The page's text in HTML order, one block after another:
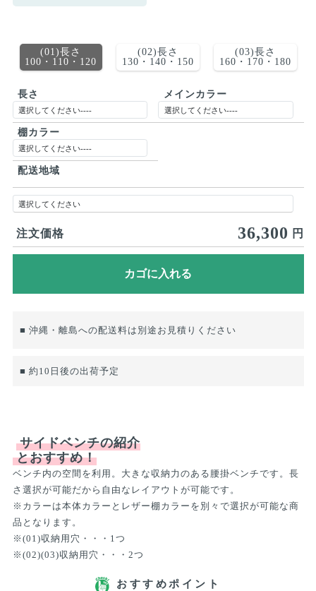
(01)長さ
100・110・120
(02)長さ
130・140・150
(03)長さ
160・170・180
長さ メインカラー
棚カラー
配送地域
注文価格 36,300 円
■ 沖縄・離島への配送料は別途お見積りください
■ 約10日後の出荷予定
サイドベンチの紹介
とおすすめ！
ベンチ内の空間を利用。大きな収納力のある腰掛ベンチです。長
さ選択が可能だから自由なレイアウトが可能です。
※カラーは本体カラーとレザー棚カラーを別々で選択が可能な商
品となります。
※(01)収納用穴・・・1つ
※(02)(03)収納用穴・・・2つ
おすすめポイント